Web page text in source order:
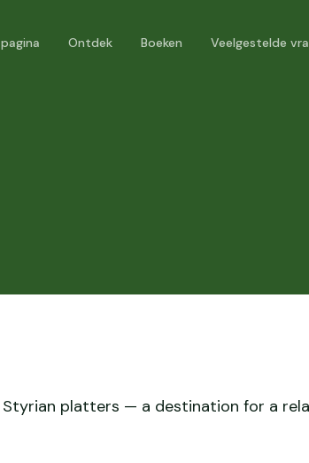
Ontdek Boeken Veelgestelde
platters — a destination for a